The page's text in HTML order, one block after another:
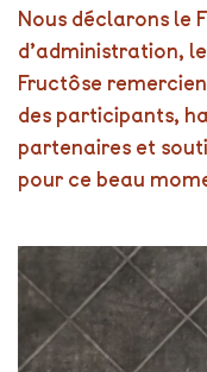
Nous déclarons le
d’administration,
Fructôse
des participants,
partenaires et
pour ce beau